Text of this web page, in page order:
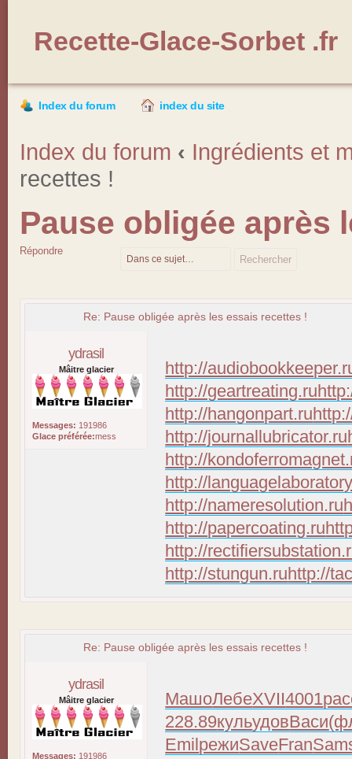
Recette-Glace-Sorbet .fr
Index du forum index du site
Index du forum ‹ Ingrédients et
recettes !
Pause obligée après
Répondre
Re: Pause obligée après les essais recettes !
ydrasil
Mâitre glacier
Messages: 191986
Glace préférée:mess
http://
http://geartreating.ru
http://hangonpart.ru
http://journallubricator.ru
http://
http://
http://nameresolution.ru
http://papercoating.ru
http://
http://stungun.ruhttp://
Re: Pause obligée après les essais recettes !
ydrasil
Mâitre glacier
Messages: 191986
МашоЛебеXVII4001
228.89кульудовВаси
EmilрежиSaveFran